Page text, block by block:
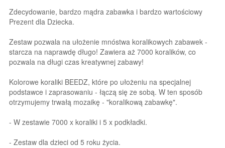
Zdecydowanie, bardzo mądra zabawka i bardzo wartościowy
Prezent dla Dziecka.
Zestaw pozwala na ułożenie mnóstwa koralikowych zabawek -
starcza na naprawdę długo! Zawiera aż 7000 koralików, co
pozwala na długi czas kreatywnej zabawy!
Kolorowe koraliki BEEDZ, które po ułożeniu na specjalnej
podstawce i zaprasowaniu - łączą się ze sobą. W ten sposób
otrzymujemy trwałą mozaikę - "koralikową zabawkę".
- W zestawie 7000 x koraliki i 5 x podkładki.
- Zestaw dla dzieci od 5 roku życia.